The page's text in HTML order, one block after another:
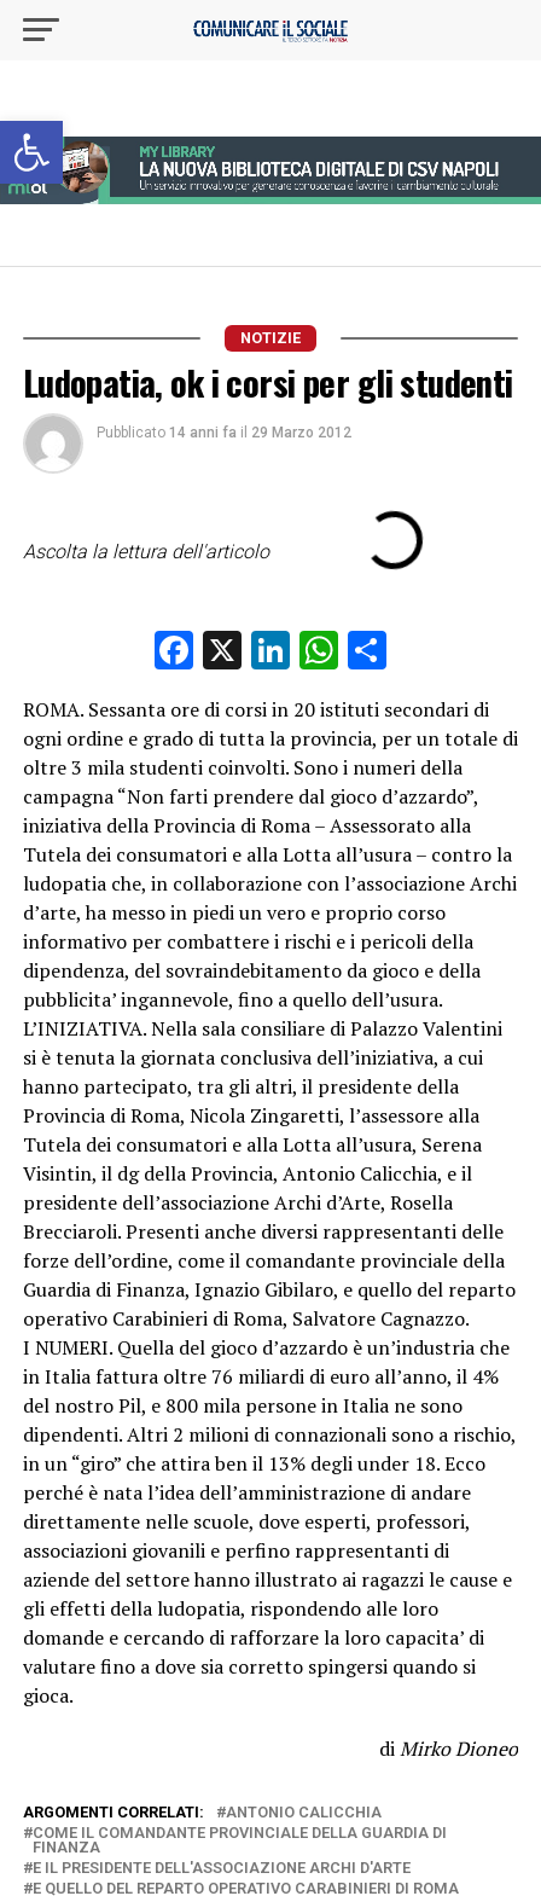
Apri la barra degli strumenti
NOTIZIE
Ludopatia, ok i corsi per gli studenti
Pubblicato 14 anni fa il 29 Marzo 2012
Ascolta la lettura dell'articolo
Facebook
X LinkedIn
WhatsApp
Condividi
ROMA. Sessanta ore di corsi in 20 istituti secondari di
ogni ordine e grado di tutta la provincia, per un totale di
oltre 3 mila studenti coinvolti. Sono i numeri della
campagna “Non farti prendere dal gioco d’azzardo”,
iniziativa della Provincia di Roma – Assessorato alla
Tutela dei consumatori e alla Lotta all’usura – contro la
ludopatia che, in collaborazione con l’associazione Archi
d’arte, ha messo in piedi un vero e proprio corso
informativo per combattere i rischi e i pericoli della
dipendenza, del sovraindebitamento da gioco e della
pubblicita’ ingannevole, fino a quello dell’usura.
L’INIZIATIVA. Nella sala consiliare di Palazzo Valentini
si è tenuta la giornata conclusiva dell’iniziativa, a cui
hanno partecipato, tra gli altri, il presidente della
Provincia di Roma, Nicola Zingaretti, l’assessore alla
Tutela dei consumatori e alla Lotta all’usura, Serena
Visintin, il dg della Provincia, Antonio Calicchia, e il
presidente dell’associazione Archi d’Arte, Rosella
Brecciaroli. Presenti anche diversi rappresentanti delle
forze dell’ordine, come il comandante provinciale della
Guardia di Finanza, Ignazio Gibilaro, e quello del reparto
operativo Carabinieri di Roma, Salvatore Cagnazzo.
I NUMERI. Quella del gioco d’azzardo è un’industria che
in Italia fattura oltre 76 miliardi di euro all’anno, il 4%
del nostro Pil, e 800 mila persone in Italia ne sono
dipendenti. Altri 2 milioni di connazionali sono a rischio,
in un “giro” che attira ben il 13% degli under 18. Ecco
perché è nata l’idea dell’amministrazione di andare
direttamente nelle scuole, dove esperti, professori,
associazioni giovanili e perfino rappresentanti di
aziende del settore hanno illustrato ai ragazzi le cause e
gli effetti della ludopatia, rispondendo alle loro
domande e cercando di rafforzare la loro capacita’ di
valutare fino a dove sia corretto spingersi quando si
gioca.
diMirko Dioneo
ARGOMENTI CORRELATI:
ANTONIO CALICCHIA
COME IL COMANDANTE PROVINCIALE DELLA GUARDIA DI
FINANZA
E IL PRESIDENTE DELL'ASSOCIAZIONE ARCHI D'ARTE
E QUELLO DEL REPARTO OPERATIVO CARABINIERI DI ROMA